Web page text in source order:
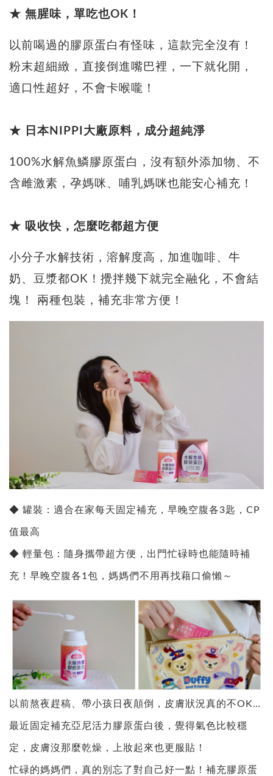
★ 無腥味，單吃也OK！
以前喝過的膠原蛋白有怪味，這款完全沒有！
粉末超細緻，直接倒進嘴巴裡，一下就化開，
適口性超好，不會卡喉嚨！
★ 日本NIPPI大廠原料，成分超純淨
100%水解魚鱗膠原蛋白，沒有額外添加物、不
含雌激素，孕媽咪、哺乳媽咪也能安心補充！
★ 吸收快，怎麼吃都超方便
小分子水解技術，溶解度高，加進咖啡、牛
奶、豆漿都OK！攪拌幾下就完全融化，不會結
塊！ 兩種包裝，補充非常方便！
◆ 罐裝：適合在家每天固定補充，早晚空腹各3匙，CP
值最高
◆ 輕量包：隨身攜帶超方便，出門忙碌時也能隨時補
充！早晚空腹各1包，媽媽們不用再找藉口偷懶～
以前熬夜趕稿、帶小孩日夜顛倒，皮膚狀況真的不OK…
最近固定補充亞尼活力膠原蛋白後，覺得氣色比較穩
定，皮膚沒那麼乾燥，上妝起來也更服貼！
忙碌的媽媽們，真的別忘了對自己好一點！補充膠原蛋